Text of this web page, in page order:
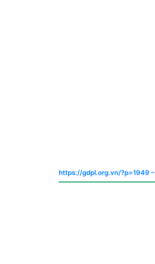
https://gdpl.org.vn/?p=1949 –